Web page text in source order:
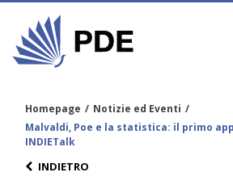
Homepage / Notizie ed Eventi /
Malvaldi, Poe e la statistica: il primo
INDIETalk
INDIETRO